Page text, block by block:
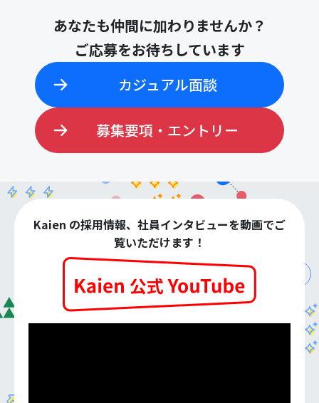
あなたも仲間に加わりませんか？
ご応募をお待ちしています
カジュアル面談
募集要項・エントリー
Kaien の採用情報、社員インタビューを動画でご
覧いただけます！